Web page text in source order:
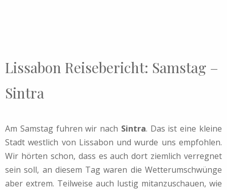
Lissabon Reisebericht: Samstag –
Sintra
Am Samstag fuhren wir nach Sintra. Das ist eine kleine
Stadt westlich von Lissabon und wurde uns empfohlen.
Wir hörten schon, dass es auch dort ziemlich verregnet
sein soll, an diesem Tag waren die Wetterumschwünge
aber extrem. Teilweise auch lustig mitanzuschauen, wie